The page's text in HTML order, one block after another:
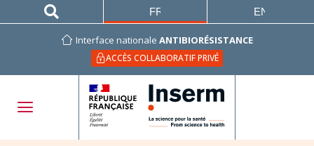
Interface nationale ANTIBIORÉSISTANCE
ACCÈS COLLABORATIF PRIVÉ
FRANÇAIS ENGLISH